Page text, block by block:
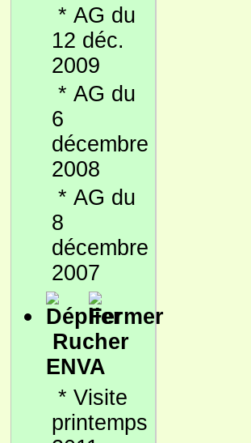
* AG du
12 déc.
2009
* AG du
6
décembre
2008
* AG du
8
décembre
2007
Rucher
ENVA
* Visite
printemps